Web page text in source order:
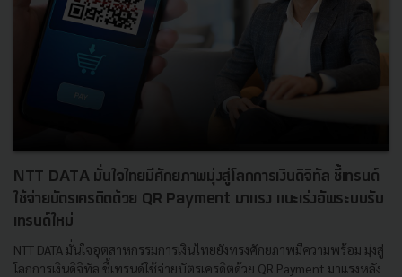
NTT DATA มั่นใจไทยมีศักยภาพมุ่งสู่โลกการเงินดิจิทัล ชี้เทรนด์
ใช้จ่ายบัตรเครดิตด้วย QR Payment มาแรง แนะเร่งอัพระบบรับ
เทรนด์ใหม่
NTT DATA มั่นใจอุตสาหกรรมการเงินไทยยังทรงศักยภาพมีความพร้อม มุ่งสู่
โลกการเงินดิจิทัล ชี้เทรนด์ใช้จ่ายบัตรเครดิตด้วย QR Payment มาแรงหลัง